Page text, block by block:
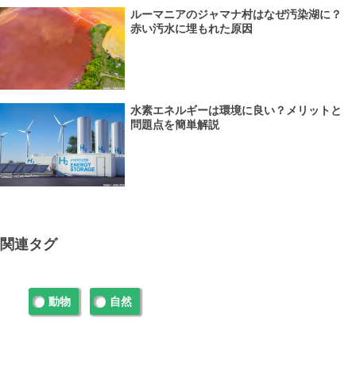
ルーマニアのジャマナ村はなぜ汚染湖に？
赤い汚水に埋もれた原因
水素エネルギーは環境に良い？メリットと
問題点を簡単解説
関連タグ
動物 自然